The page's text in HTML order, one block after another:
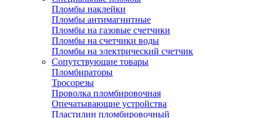
Пломбы наклейки
Пломбы антимагнитные
Пломбы на газовые счетчики
Пломбы на счетчики воды
Пломбы на электрический счетчик
Сопутствующие товары
Пломбираторы
Тросорезы
Проволка пломбировочная
Опечатывающие устройства
Пластилин пломбировочный